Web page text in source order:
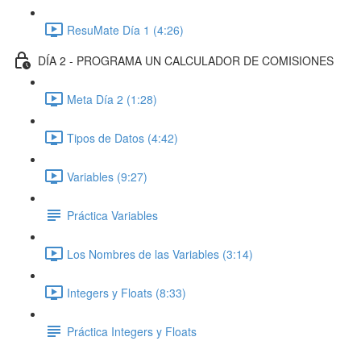
ResuMate Día 1 (4:26)
DÍA 2 - PROGRAMA UN CALCULADOR DE COMISIONES
Meta Día 2 (1:28)
Tipos de Datos (4:42)
Variables (9:27)
Práctica Variables
Los Nombres de las Variables (3:14)
Integers y Floats (8:33)
Práctica Integers y Floats